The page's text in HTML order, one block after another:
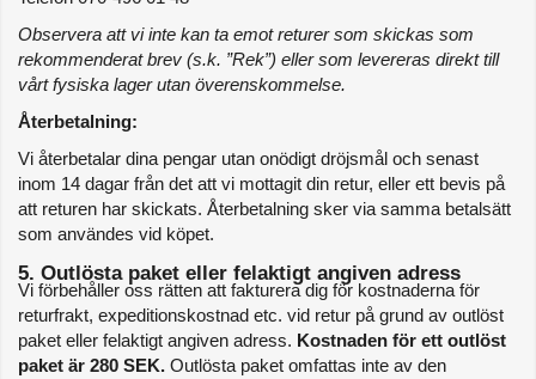
Observera att vi inte kan ta emot returer som skickas som
rekommenderat brev (s.k. ”Rek”) eller som levereras direkt till
vårt fysiska lager utan överenskommelse.
Återbetalning:
Vi återbetalar dina pengar utan onödigt dröjsmål och senast
inom 14 dagar från det att vi mottagit din retur, eller ett bevis på
att returen har skickats. Återbetalning sker via samma betalsätt
som användes vid köpet.
5. Outlösta paket eller felaktigt angiven adress
Vi förbehåller oss rätten att fakturera dig för kostnaderna för
returfrakt, expeditionskostnad etc. vid retur på grund av outlöst
paket eller felaktigt angiven adress. Kostnaden för ett outlöst
paket är 280 SEK. Outlösta paket omfattas inte av den